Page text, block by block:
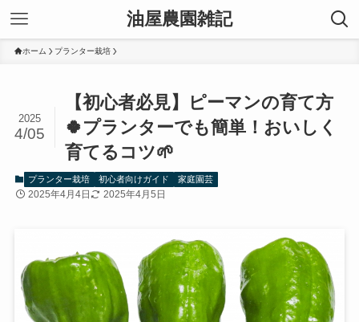
油屋農園雑記
ホーム プランター栽培
【初心者必見】ピーマンの育て方
🍀プランターでも簡単！おいしく
育てるコツ🌱
2025
4/05
プランター栽培 初心者向けガイド 家庭園芸
2025年4月4日 2025年4月5日